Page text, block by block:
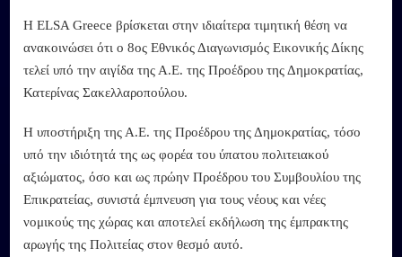
Η ELSA Greece βρίσκεται στην ιδιαίτερα τιμητική θέση να
ανακοινώσει ότι ο 8ος Εθνικός Διαγωνισμός Εικονικής Δίκης
τελεί υπό την αιγίδα της Α.Ε. της Προέδρου της Δημοκρατίας,
Κατερίνας Σακελλαροπούλου.
Η υποστήριξη της Α.Ε. της Προέδρου της Δημοκρατίας, τόσο
υπό την ιδιότητά της ως φορέα του ύπατου πολιτειακού
αξιώματος, όσο και ως πρώην Προέδρου του Συμβουλίου της
Επικρατείας, συνιστά έμπνευση για τους νέους και νέες
νομικούς της χώρας και αποτελεί εκδήλωση της έμπρακτης
αρωγής της Πολιτείας στον θεσμό αυτό.